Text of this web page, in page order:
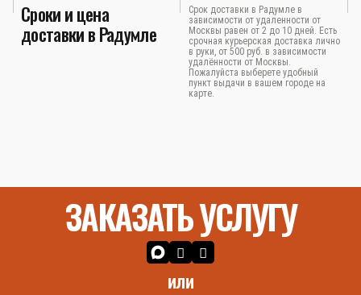
Сроки и цена
доставки в Радумле
Срок доставки в Радумле в
зависимости от удаленности от
Москвы равен от 2 до 10 дней. Есть
срочная курьерская доставка лично
в руки, от 500 руб. в зависимости
удалённости от Москвы.
Пожалуйста выберете удобный
пункт выдачи в вашем городе на
карте.
ЗАКАЗАТЬ УСЛУГУ
или